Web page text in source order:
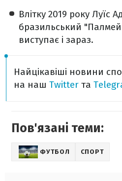
Влітку 2019 року Луїс
бразильський
виступає і зараз.
Найцікавіші новини
на наш Twitter та
Пов'язані теми:
ФУТБОЛ СПОРТ